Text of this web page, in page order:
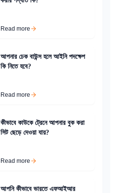
Read more
আপনার চেক বাউন্স হলে আইনি পদক্ষেপ
কি নিতে হবে?
Read more
কীভাবে কাউকে ট্রেনে আপনার বুক করা
সিট ছেড়ে দেওয়া যায়?
Read more
আপনি কীভাবে ভারতে এফআইআর